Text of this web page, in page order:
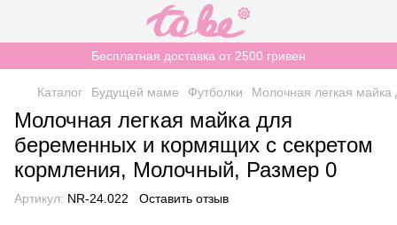
Бесплатная доставка от 2500 гривен
Каталог Будущей маме Футболки Молочная легкая
Молочная легкая майка для
беременных и кормящих с секретом
кормления, Молочный, Размер 0
Артикул: NR-24.022 Оставить отзыв